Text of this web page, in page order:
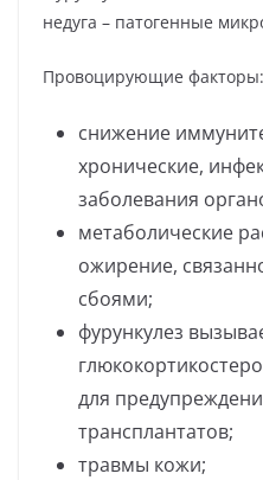
недуга – патогенные
Провоцирующие факторы:
снижение
хронические,
заболевания
метаболические
ожирение,
сбоями;
фурункулез
для
трансплантатов;
травмы кожи;